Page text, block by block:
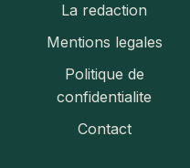
La redaction
Mentions legales
Politique de
confidentialite
Contact